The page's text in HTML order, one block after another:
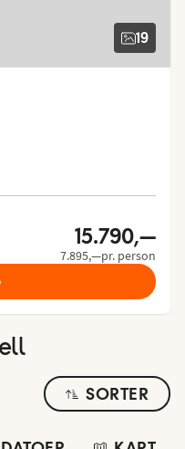
19
3.75/54.2 of 5
15.790,—
7.895,—pr. person
SORTER